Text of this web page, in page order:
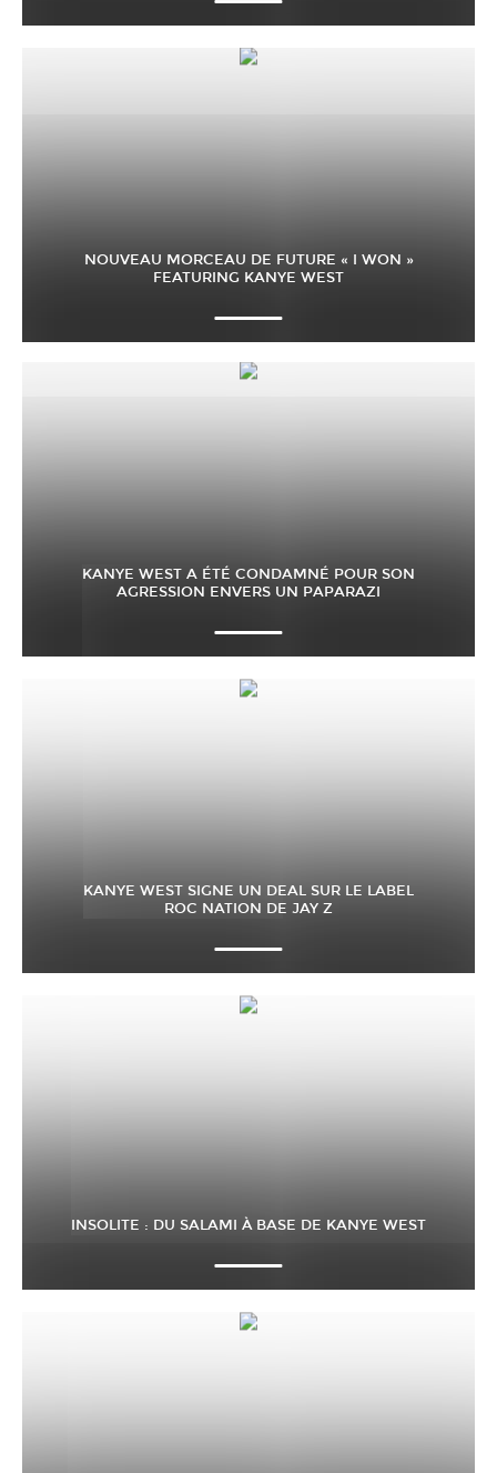
NOUVEAU MORCEAU DE FUTURE « I WON »
FEATURING KANYE WEST
KANYE WEST A ÉTÉ CONDAMNÉ POUR SON
AGRESSION ENVERS UN PAPARAZI
KANYE WEST SIGNE UN DEAL SUR LE LABEL
ROC NATION DE JAY Z
INSOLITE : DU SALAMI À BASE DE KANYE WEST